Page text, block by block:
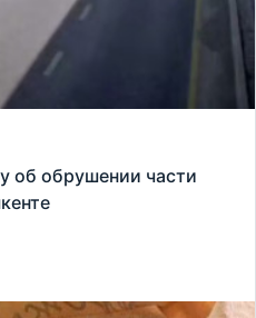
об обрушении части